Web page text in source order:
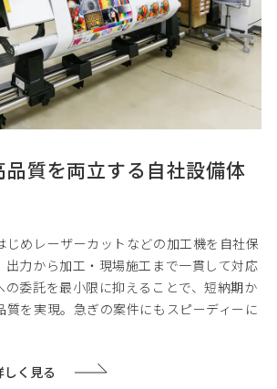
品質を両立する自社設備体
じめレーザーカットなどの加工機を自社保
出力から加工・現場施工まで一貫して対応
の委託を最小限に抑えることで、短納期か
質を実現。急ぎの案件にもスピーディーに
く見る